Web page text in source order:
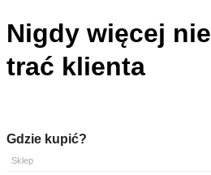
Nigdy więcej nie
trać klienta
Gdzie kupić?
Sklep